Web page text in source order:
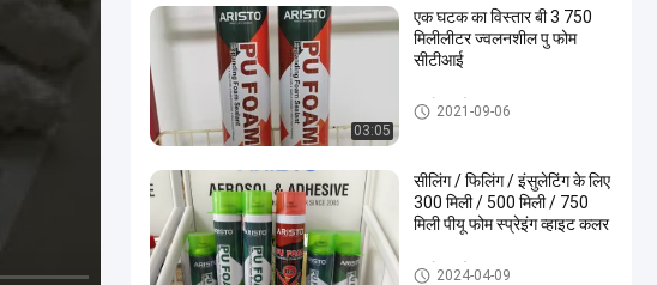
03:05
एक घटक का विस्तार बी 3 750
मिलीलीटर ज्वलनशील पु फोम
सीटीआई
पु फोम स्प्रे
2021-09-06
सीलिंग / फिलिंग / इंसुलेटिंग के लिए
300 मिली / 500 मिली / 750
मिली पीयू फोम स्प्रेइंग व्हाइट कलर
पु फोम स्प्रे
2024-04-09